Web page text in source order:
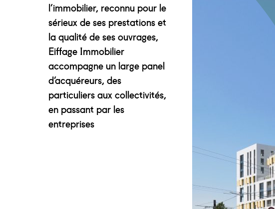
l’immobilier, reconnu pour le
sérieux de ses prestations et
la qualité de ses ouvrages,
Eiffage Immobilier
accompagne un large panel
d’acquéreurs, des
particuliers aux collectivités,
en passant par les
entreprises